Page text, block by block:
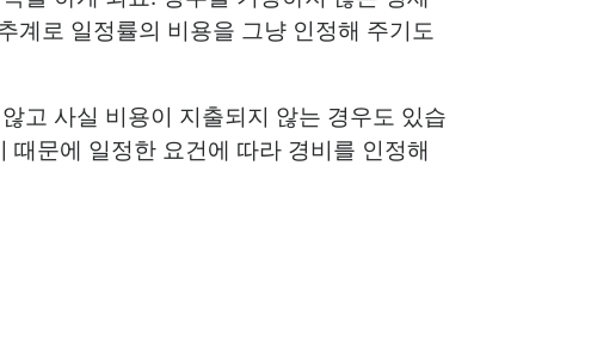
계로 일정률의 비용을 그냥 인정해 주기도
고 사실 비용이 지출되지 않는 경우도 있습
문에 일정한 요건에 따라 경비를 인정해